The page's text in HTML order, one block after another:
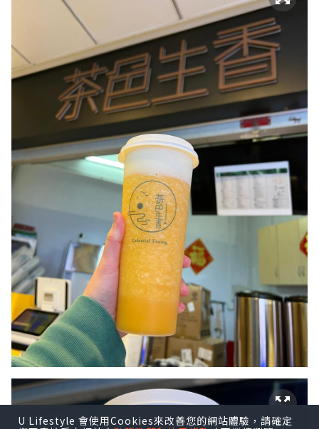
U Lifestyle 會使用Cookies來改善您的網站體驗，請確定